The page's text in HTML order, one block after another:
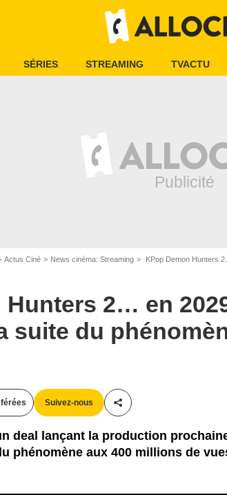
SÉRIES STREAMING TVACTU
Actus Ciné News cinéma: Streaming KPop Demon Hunters
Hunters 2… en
suite du
Suivez-nous
Partager cet article
deal lançant la production
phénomène aux 400 millions de